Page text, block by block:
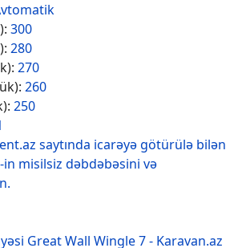
300
280
270
260
250
saytında icarəyə götürülə bilən
in misilsiz dəbdəbəsini və